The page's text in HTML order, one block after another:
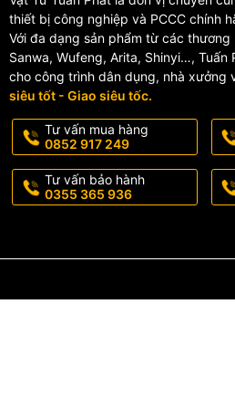
thiết bị công nghiệp và PCCC chính
Với đa dạng sản phẩm từ các thương
Sanwa, Wufeng, Arita, Shinyi…,
cho công trình dân dụng, nhà xưởng
siêu tốt - Giao siêu tốc.
Tư vấn mua hàng
0852 917 249
Tư vấn bảo hành
0355 365 936